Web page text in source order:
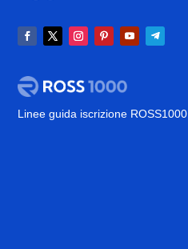
Linee guida iscrizione ROSS1000